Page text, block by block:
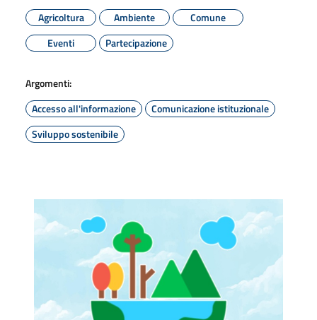
Agricoltura
Ambiente
Comune
Eventi
Partecipazione
Argomenti:
Accesso all'informazione
Comunicazione istituzionale
Sviluppo sostenibile